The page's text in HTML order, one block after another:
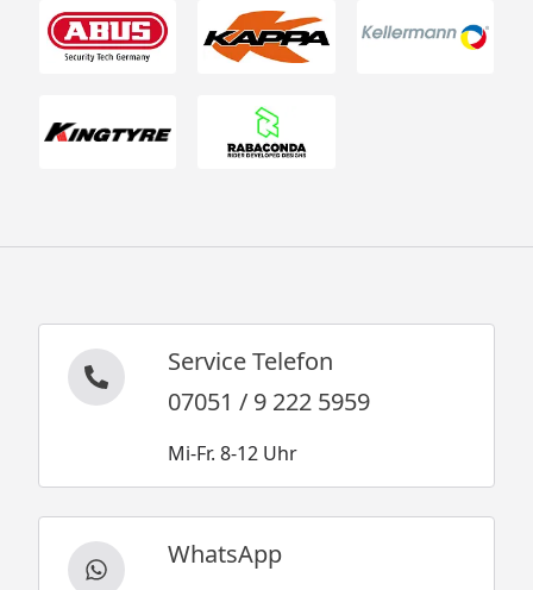
Service Telefon
07051 / 9 222 5959
Mi-Fr. 8-12 Uhr
WhatsApp